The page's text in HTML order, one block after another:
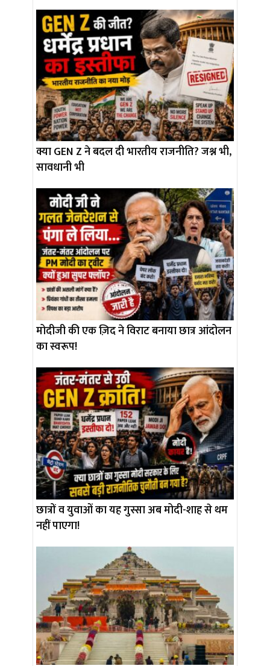
क्या GEN Z ने बदल दी भारतीय राजनीति? जश्न भी,
सावधानी भी
मोदीजी की एक ज़िद ने विराट बनाया छात्र आंदोलन
का स्वरूप!
छात्रों व युवाओं का यह गुस्सा अब मोदी-शाह से थम
नहीं पाएगा!